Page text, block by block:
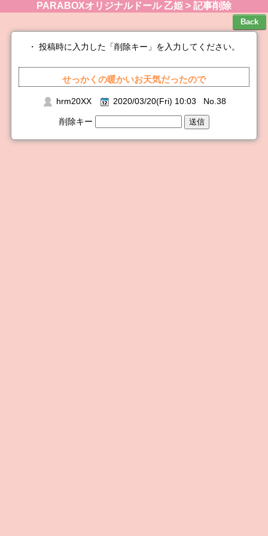
PARABOXオリジナルドール 乙姫 > 記事削除
・ 投稿時に入力した「削除キー」を入力してください。
せっかくの暖かいお天気だったので
hrm20XX 2020/03/20(Fri) 10:03 No.38
削除キー